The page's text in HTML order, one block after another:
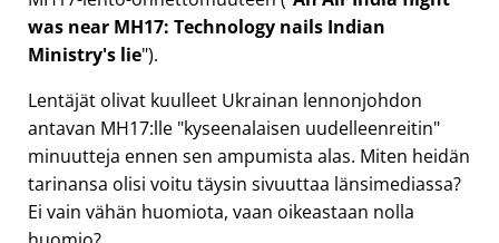
was near MH17: Technology nails Indian
Ministry's lie ).
Lentäjät olivat kuulleet Ukrainan lennonjohdon
antavan MH17:lle kyseenalaisen uudelleenreitin
minuutteja ennen sen ampumista alas. Miten heidän
tarinansa olisi voitu täysin sivuuttaa länsimediassa?
Ei vain vähän huomiota, vaan oikeastaan nolla